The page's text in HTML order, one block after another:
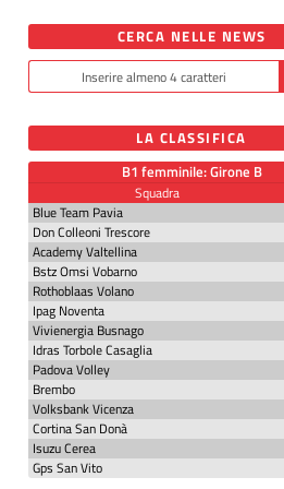
CERCA NELLE NEWS
LA CLASSIFICA
B1 femminile: Girone B
Squadra
Blue Team Pavia
Don Colleoni Trescore
Academy Valtellina
Bstz Omsi Vobarno
Rothoblaas Volano
Ipag Noventa
Vivienergia Busnago
Idras Torbole Casaglia
Padova Volley
Brembo
Volksbank Vicenza
Cortina San Donà
Isuzu Cerea
Gps San Vito